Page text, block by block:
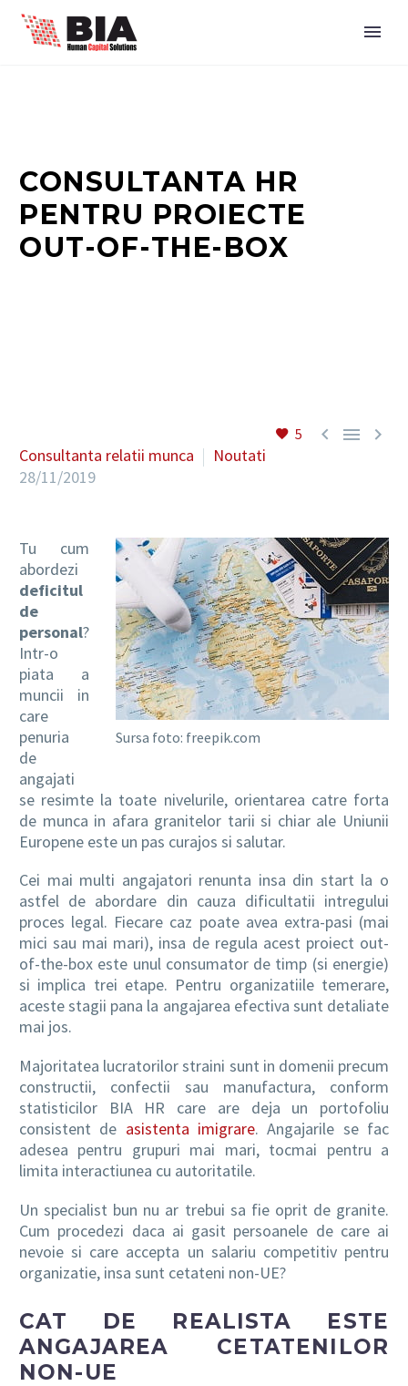
RO
CONSULTANTA HR
PENTRU PROIECTE
OUT-OF-THE-BOX
5   
Consultanta relatii munca
Noutati
28/11/2019
Sursa foto: freepik.com
Tu cum
abordezi
deficitul
de
personal?
Intr-o
piata a
muncii in
care
penuria
de
angajati
se resimte la toate nivelurile, orientarea catre forta
de munca in afara granitelor tarii si chiar ale Uniunii
Europene este un pas curajos si salutar.
Cei mai multi angajatori renunta insa din start la o
astfel de abordare din cauza dificultatii intregului
proces legal. Fiecare caz poate avea extra-pasi (mai
mici sau mai mari), insa de regula acest proiect out-
of-the-box este unul consumator de timp (si energie)
si implica trei etape. Pentru organizatiile temerare,
aceste stagii pana la angajarea efectiva sunt detaliate
mai jos.
Majoritatea lucratorilor straini sunt in domenii precum
constructii, confectii sau manufactura, conform
statisticilor BIA HR care are deja un portofoliu
consistent de asistenta imigrare. Angajarile se fac
adesea pentru grupuri mai mari, tocmai pentru a
limita interactiunea cu autoritatile.
Un specialist bun nu ar trebui sa fie oprit de granite.
Cum procedezi daca ai gasit persoanele de care ai
nevoie si care accepta un salariu competitiv pentru
organizatie, insa sunt cetateni non-UE?
CAT DE REALISTA ESTE
ANGAJAREA CETATENILOR
NON-UE